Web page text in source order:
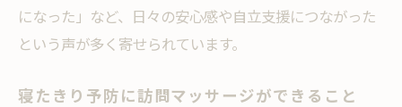
になった」など、日々の安心感や自立支援につながった
という声が多く寄せられています。
寝たきり予防に訪問マッサージができること